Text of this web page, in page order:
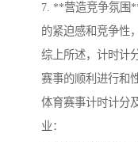
7. **营造竞争氛围
的紧迫感和竞争性
综上所述，计时计
赛事的顺利进行和
体育赛事计时计分
业：